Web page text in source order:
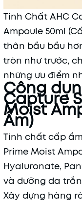
Tinh Chất AHC
Ampoule 50ml
thân bầu bầu
tròn như trước,
những ưu điểm
Công
Capture
Moist
Ẩm)
Tinh chất cấp
Prime Moist
Hyaluronate,
và dưỡng da
Xây dựng hàng